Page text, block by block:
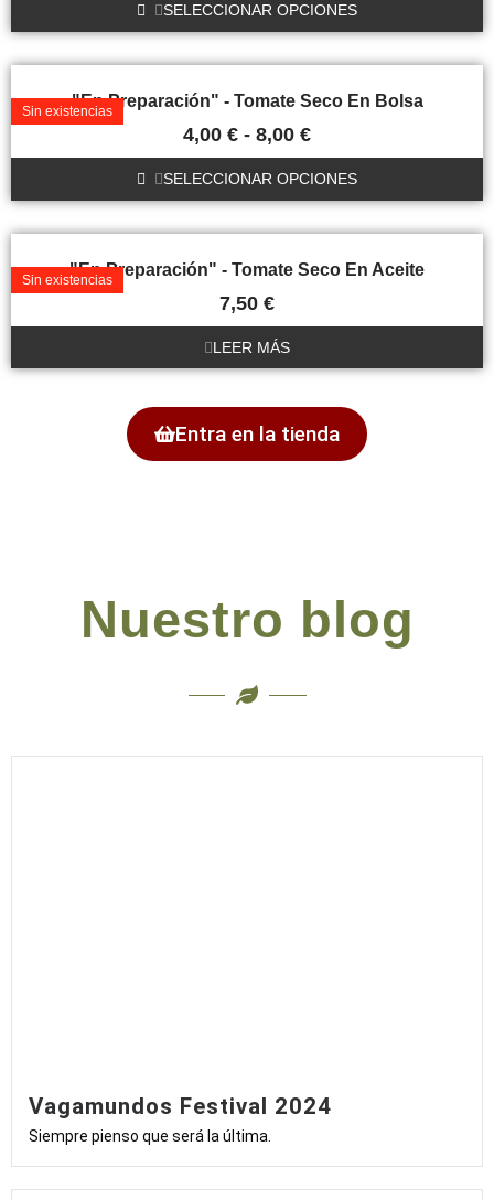
SELECCIONAR OPCIONES
"En Preparación" - Tomate Seco En Bolsa
Sin existencias
4,00 € - 8,00 €
SELECCIONAR OPCIONES
"En Preparación" - Tomate Seco En Aceite
Sin existencias
7,50 €
LEER MÁS
Entra en la tienda
Nuestro blog
Vagamundos Festival 2024
Siempre pienso que será la última.